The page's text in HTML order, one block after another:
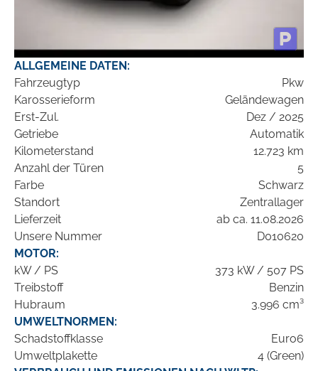
ALLGEMEINE DATEN:
Fahrzeugtyp
Pkw
Karosserieform
Geländewagen
Erst-Zul.
Dez / 2025
Getriebe
Automatik
Kilometerstand
12.723 km
Anzahl der Türen
5
Farbe
Schwarz
Standort
Zentrallager
Lieferzeit
ab ca. 11.08.2026
Unsere Nummer
D010620
MOTOR:
kW / PS
373 kW / 507 PS
Treibstoff
Benzin
Hubraum
3.996 cm³
UMWELTNORMEN:
Schadstoffklasse
Euro6
Umweltplakette
4 (Green)